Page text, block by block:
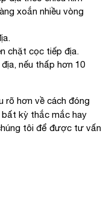
xoắn nhiều vòng
chặt cọc tiếp địa.
nếu thấp hơn 10
rõ hơn về cách đóng
kỳ thắc mắc hay
tôi để được tư vấn